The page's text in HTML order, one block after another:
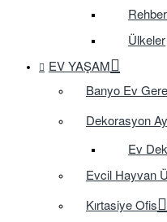
Rehber
Ülkeler
EV YAŞAM
Banyo Ev
Dekorasyon
Ev
Evcil Hayvan
Kırtasiye Ofis